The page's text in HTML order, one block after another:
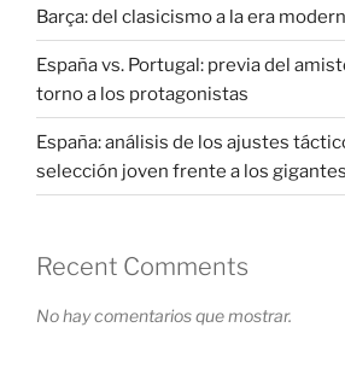
Barça: del clasicismo a la era
España vs. Portugal: previa del
torno a los protagonistas
España: análisis de los ajustes
selección joven frente a los
Recent Comments
No hay comentarios que mostrar.